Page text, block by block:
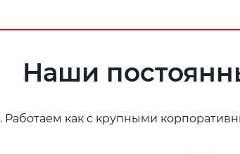
договорились,
🙌🏼
Наши
как с крупными